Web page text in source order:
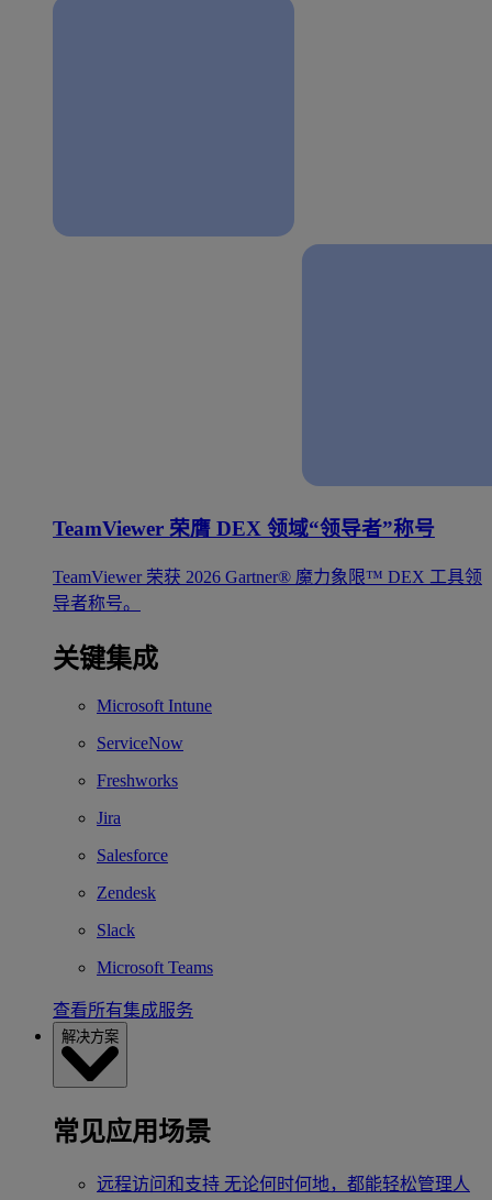
TeamViewer 荣膺 DEX 领域“领导者”称号
TeamViewer 荣获 2026 Gartner® 魔力象限™ DEX 工具领
导者称号。
关键集成
Microsoft Intune
ServiceNow
Freshworks
Jira
Salesforce
Zendesk
Slack
Microsoft Teams
查看所有集成服务
解决方案
常见应用场景
远程访问和支持 无论何时何地，都能轻松管理人